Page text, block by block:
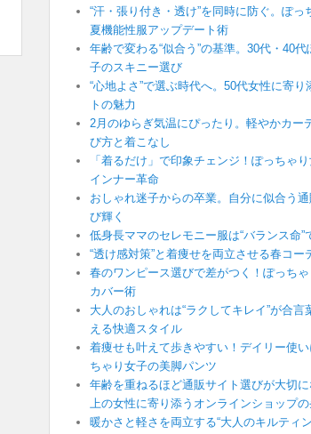
“汗・張り付き・透け”を同時に防ぐ。ぽっ
夏機能性服アップデート術
年齢で変わる“似合う”の基準。30代・40
子のスキニー選び
“心地よさ”で選ぶ時代へ。50代女性に寄り
トの魅力
2月のゆらぎ気温にぴったり。軽やかカー
び方と着こなし
「着るだけ」で印象チェンジ！ぽっちゃ
インナー革命
おしゃれ迷子からの卒業。自分に似合う
び輝く
低身長ママのセレモニー服は“バランス命”
“透け感対策”と着痩せを両立させる春コー
春のワンピース選びで差がつく！ぽっち
カバー術
大人のおしゃれは“ラクしてキレイ”が合言
える快適スタイル
着痩せも叶えて歩きやすい！デイリー使
ちゃり女子の美脚パンツ
年齢を重ねるほど通販サイト選びが大切
上の女性に寄り添うオンラインショップ
暖かさと軽さを両立する“大人のキルティ